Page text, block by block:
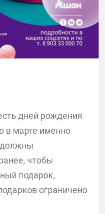
дней рождения
в марте именно
чтобы
подарок,
ограничено